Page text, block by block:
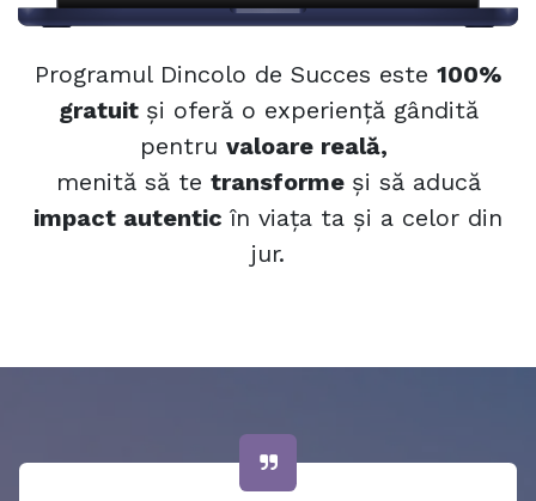
Programul Dincolo de Succes este 100%
gratuit și oferă o experiență gândită
pentru valoare reală,
menită să te transforme și să aducă
impact autentic în viața ta și a celor din
jur.